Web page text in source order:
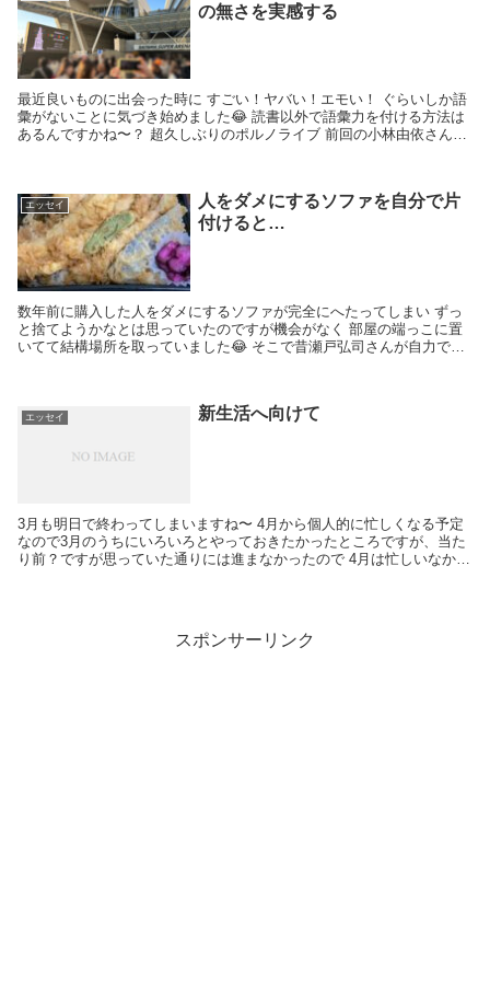
の無さを実感する
最近良いものに出会った時に すごい！ヤバい！エモい！ ぐらいしか語
彙がないことに気づき始めました😂 読書以外で語彙力を付ける方法は
あるんですかね〜？ 超久しぶりのポルノライブ 前回の小林由依さんの
エッセイ
人をダメにするソファを自分で片
付けると…
数年前に購入した人をダメにするソファが完全にへたってしまい ずっ
と捨てようかなとは思っていたのですが機会がなく 部屋の端っこに置
いてて結構場所を取っていました😂 そこで昔瀬戸弘司さんが自力で捨
エッセイ 新生活へ向けて
3月も明日で終わってしまいますね〜 4月から個人的に忙しくなる予定
なので3月のうちにいろいろとやっておきたかったところですが、当た
り前？ですが思っていた通りには進まなかったので 4月は忙しいなかで
スポンサーリンク